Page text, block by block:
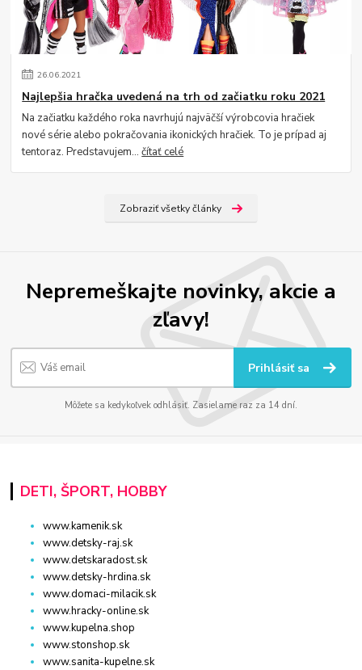
26.06.2021
Najlepšia hračka uvedená na trh od začiatku roku 2021
Na začiatku každého roka navrhujú najväčší výrobcovia hračiek
nové série alebo pokračovania ikonických hračiek. To je prípad aj
tentoraz. Predstavujem...čítať celé
Zobraziť všetky články
Nepremeškajte novinky, akcie a
zľavy!
Prihlásiť sa
Môžete sa kedykoľvek odhlásiť. Zasielame raz za 14 dní.
DETI, ŠPORT, HOBBY
www.kamenik.sk
www.detsky-raj.sk
www.detskaradost.sk
www.detsky-hrdina.sk
www.domaci-milacik.sk
www.hracky-online.sk
www.kupelna.shop
www.stonshop.sk
www.sanita-kupelne.sk